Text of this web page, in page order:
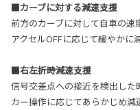
■カーブに対する減速支援
前方のカーブに対して自車の
アクセルOFFに応じて緩やかに
■右左折時減速支援
信号交差点への接近を検出した
カー操作に応じてあらかじめ